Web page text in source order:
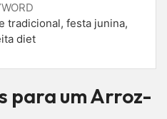
tradicional, festa junina,
diet
para um Arroz-